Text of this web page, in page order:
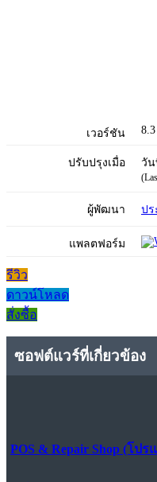
เวอร์ชัน 8.3
ปรับปรุงเมื่อ วัน
ผู้พัฒนา ปร
แพลตฟอร์ม
รีวิว
ดาวน์โหลด
สั่งซื้อ
ซอฟต์แวร์ที่เกี่ยวข้อง
POS & Repair Shop (โ